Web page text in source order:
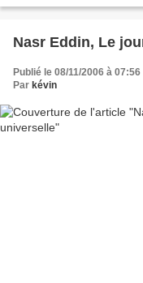
Nasr Eddin, Le
Publié le 08/11/2006 à 07:56
Par kévin